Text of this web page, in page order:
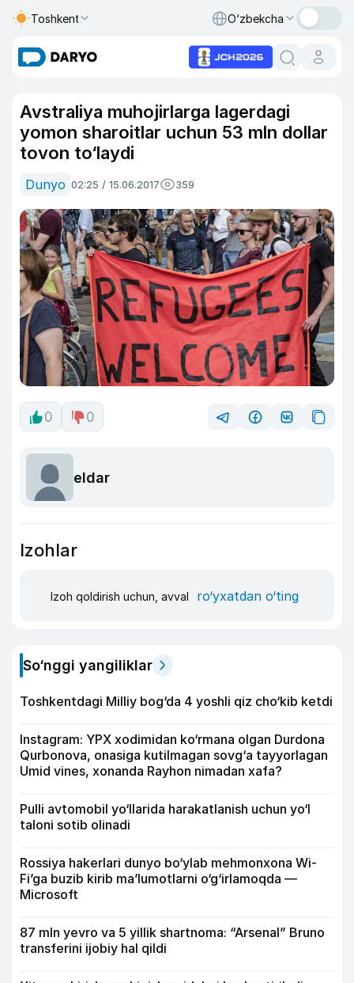
Toshkent O‘zbekcha
Avstraliya muhojirlarga lagerdagi
yomon sharoitlar uchun 53 mln dollar
tovon to‘laydi
Dunyo 02:25 / 15.06.2017 359
0 0
eldar
Izohlar
Izoh qoldirish uchun, avval ro‘yxatdan o‘ting
So‘nggi yangiliklar
Toshkentdagi Milliy bog‘da 4 yoshli qiz cho‘kib ketdi
Instagram: YPX xodimidan ko‘rmana olgan Durdona
Qurbonova, onasiga kutilmagan sovg‘a tayyorlagan
Umid vines, xonanda Rayhon nimadan xafa?
Pulli avtomobil yo‘llarida harakatlanish uchun yo‘l
taloni sotib olinadi
Rossiya hakerlari dunyo bo‘ylab mehmonxona Wi-
Fi’ga buzib kirib ma’lumotlarni o‘g‘irlamoqda —
Microsoft
87 mln yevro va 5 yillik shartnoma: “Arsenal” Bruno
transferini ijobiy hal qildi